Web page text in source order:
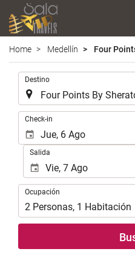
Home Medellín Four
Destino
Check-in
Salida
Ocupación
Ocupación
2 Personas, 1 Habitación